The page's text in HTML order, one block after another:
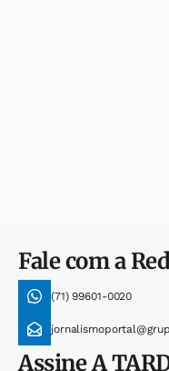
Fale com a
(71) 99601-0020
AssineA